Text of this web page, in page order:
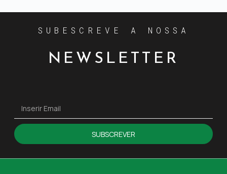
SUBESCREVE A NOSSA
NEWSLETTER
SUBSCREVER